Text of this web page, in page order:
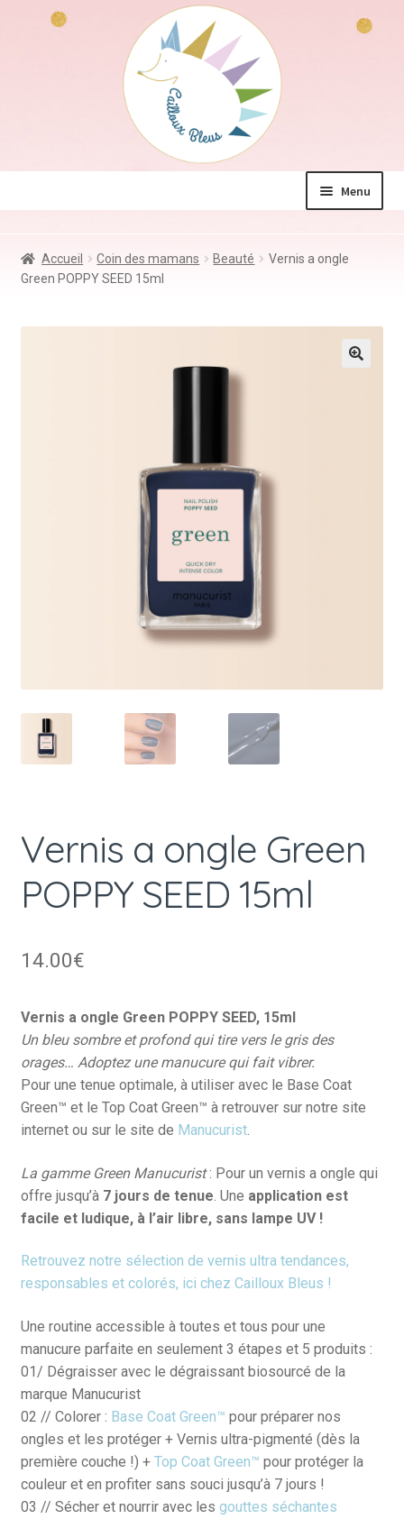
Menu
Jeux & Jouets
Accueil Coin des mamans Beauté
Vernis a ongle
Green POPPY SEED 15ml
Vernis a ongle Green
POPPY SEED 15ml
14.00€
Vernis a ongle Green POPPY SEED, 15ml
Un bleu sombre et profond qui tire vers le gris des
orages… Adoptez une manucure qui fait vibrer.
Pour une tenue optimale, à utiliser avec le Base Coat
Green™ et le Top Coat Green™ à retrouver sur notre site
internet ou sur le site de Manucurist.
La gamme Green Manucurist: Pour un vernis a ongle qui
offre jusqu’à7 jours de tenue . Une application est
facile et ludique, à l’air libre, sans lampe UV !
Retrouvez notre sélection de vernis ultra tendances,
responsables et colorés, ici chez Cailloux Bleus !
Une routine accessible à toutes et tous pour une
manucure parfaite en seulement 3 étapes et 5 produits :
01/ Dégraisser avec le dégraissant biosourcé de la
marque Manucurist
02 // Colorer : Base Coat Green™ pour préparer nos
ongles et les protéger + Vernis ultra-pigmenté (dès la
première couche !) + Top Coat Green™ pour protéger la
couleur et en profiter sans souci jusqu’à 7 jours !
03 // Sécher et nourrir avec les gouttes séchantes